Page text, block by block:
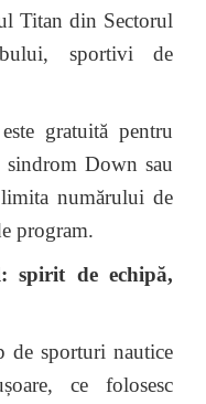
Titan din Sectorul
sportivi de
gratuită pentru
sindrom Down sau
numărului de
program.
spirit de echipă,
de sporturi nautice
ce folosesc